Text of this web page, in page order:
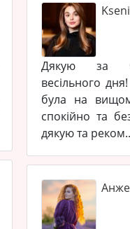
Дякую за
весільного
була на
спокійно та
дякую та